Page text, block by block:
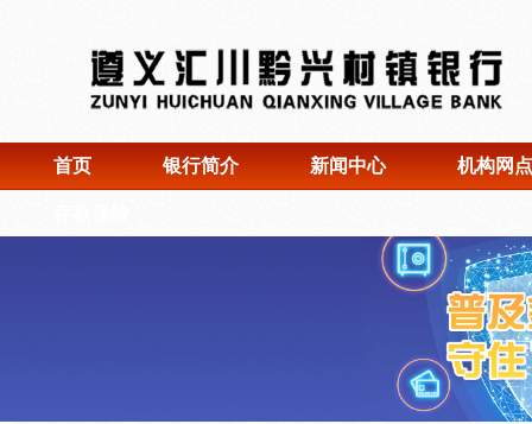
首页 银行简介 新闻中心 机构网点